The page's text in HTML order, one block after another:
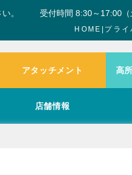
受付時間 8:30～17:00（
。
HOME プライ
アタッチメント 高
店舗情報